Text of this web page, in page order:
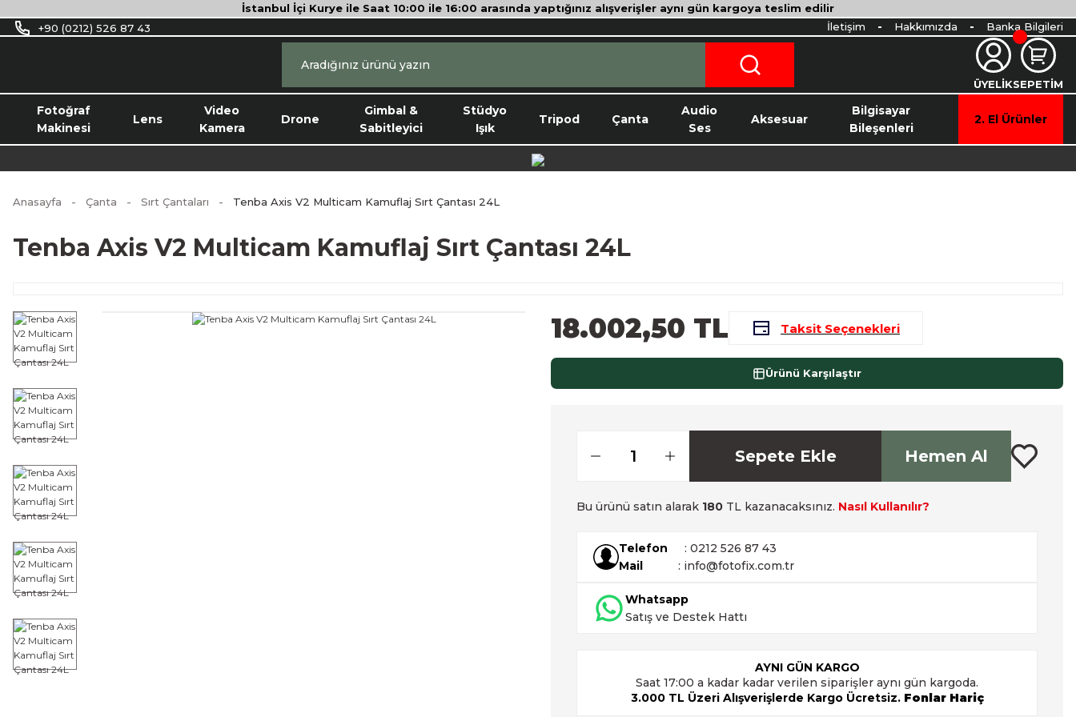
İstanbul İçi Kurye ile Saat 10:00 ile 16:00 arasında yaptığınız alışverişler aynı gün kargoya teslim edilir
+90 (0212) 526 87 43
İletişim Hakkımızda Banka Bilgileri
ÜYELİKSEPETİM
Fotoğraf
Makinesi
Lens
Video
Kamera
Drone
Gimbal &
Sabitleyici
Stüdyo
Işık
Tripod Çanta
Audio
Ses
Aksesuar
Bilgisayar
Bileşenleri
2. El Ürünler
Anasayfa Çanta Sırt Çantaları Tenba Axis V2 Multicam Kamuflaj Sırt Çantası 24L
Tenba Axis V2 Multicam Kamuflaj Sırt Çantası 24L
18.002,50 TL Taksit Seçenekleri
Ürünü Karşılaştır
Sepete Ekle Hemen Al
Bu ürünü satın alarak 180 TL kazanacaksınız. Nasıl Kullanılır?
Telefon
: 0212 526 87 43
Mail
: info@fotofix.com.tr
Whatsapp
Satış ve Destek Hattı
AYNI GÜN KARGO
Saat 17:00 a kadar kadar verilen siparişler aynı gün kargoda.
3.000 TL Üzeri Alışverişlerde Kargo Ücretsiz. Fonlar Hariç